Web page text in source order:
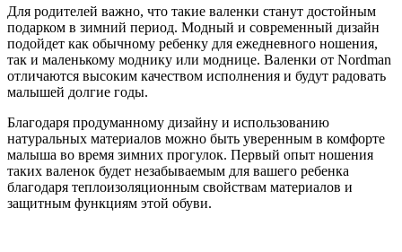
Для родителей важно, что такие валенки станут достойным
подарком в зимний период. Модный и современный дизайн
подойдет как обычному ребенку для ежедневного ношения,
так и маленькому моднику или моднице. Валенки от Nordman
отличаются высоким качеством исполнения и будут радовать
малышей долгие годы.
Благодаря продуманному дизайну и использованию
натуральных материалов можно быть уверенным в комфорте
малыша во время зимних прогулок. Первый опыт ношения
таких валенок будет незабываемым для вашего ребенка
благодаря теплоизоляционным свойствам материалов и
защитным функциям этой обуви.